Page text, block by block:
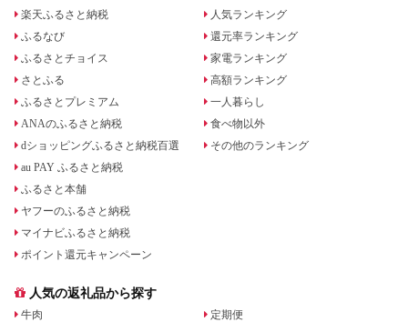
楽天ふるさと納税
ふるなび
ふるさとチョイス
さとふる
ふるさとプレミアム
ANAのふるさと納税
dショッピングふるさと納税百選
au PAY ふるさと納税
ふるさと本舗
ヤフーのふるさと納税
マイナビふるさと納税
ポイント還元キャンペーン
人気ランキング
還元率ランキング
家電ランキング
高額ランキング
一人暮らし
食べ物以外
その他のランキング
人気の返礼品から探す
牛肉
定期便